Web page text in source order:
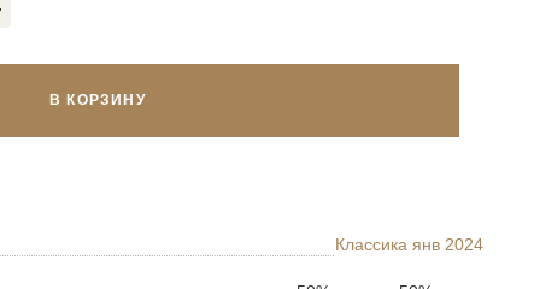
В КОРЗИНУ
Классика янв 2024